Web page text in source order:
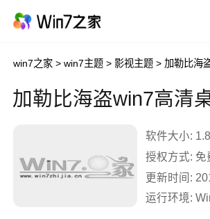
win7之家 >win7主题 >影视主题 >加勒比海
加勒比海盗win7高清
软件大小:
授权方式: 免
更新时间: